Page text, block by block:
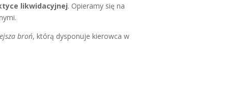
likwidacyjnej. Opieramy się na
broń, którą dysponuje kierowca w